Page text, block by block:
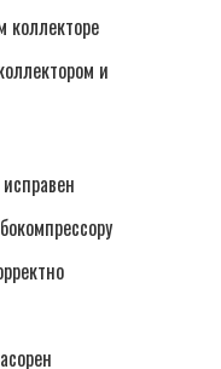
коллекторе
и